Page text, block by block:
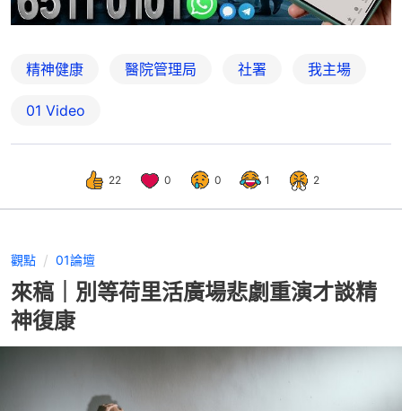
精神健康 醫院管理局 社署 我主場
01 Video
22 0 0 1 2
觀點 01論壇
來稿｜別等荷里活廣場悲劇重演才談精
神復康